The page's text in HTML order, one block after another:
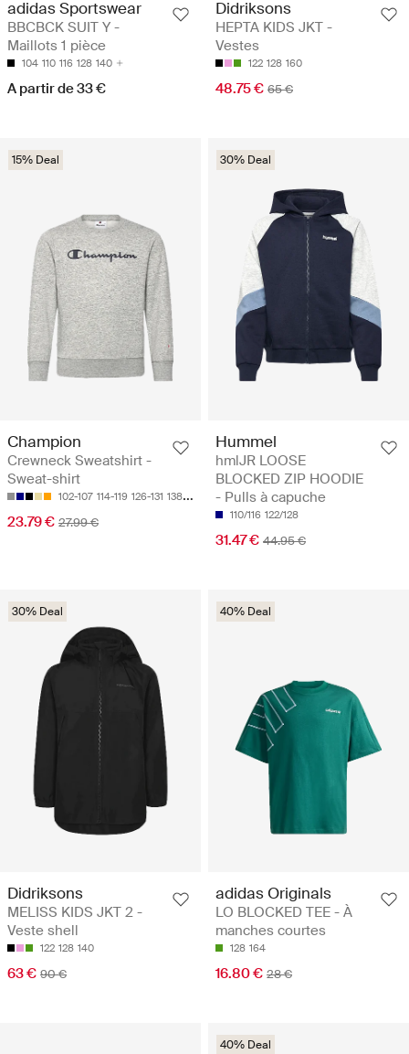
adidas Sportswear
BBCBCK SUIT Y -
Maillots 1 pièce
104 110 116 128 140
A partir de 33 €
Didriksons
HEPTA KIDS JKT -
Vestes
122 128 160
48.75 € 65 €
15% Deal
Champion
Crewneck Sweatshirt -
Sweat-shirt
102-107 114-119 126-131 138-143 150-155
23.79 € 27.99 €
30% Deal
Hummel
hmlJR LOOSE
BLOCKED ZIP HOODIE
- Pulls à capuche
110/116 122/128
31.47 € 44.95 €
30% Deal
Didriksons
MELISS KIDS JKT 2 -
Veste shell
122 128 140
63 € 90 €
40% Deal
adidas Originals
LO BLOCKED TEE - À
manches courtes
128 164
16.80 € 28 €
40% Deal